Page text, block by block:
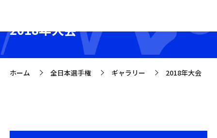
2018年大会
ホーム >
全日本選手権 >
ギャラリー >
2018年大会